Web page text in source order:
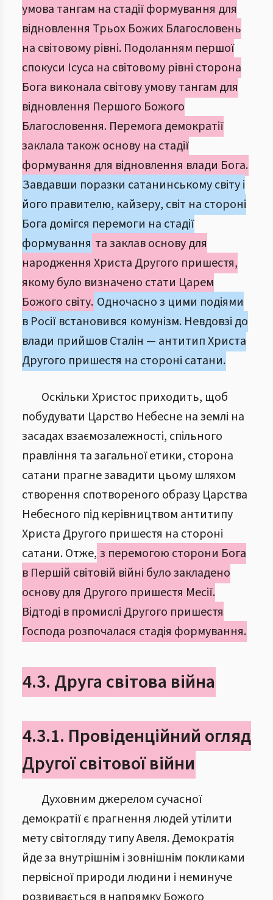
умова тангам на стадії формування для
відновлення Трьох Божих Благословень
на світовому рівні. Подоланням першої
спокуси Ісуса на світовому рівні сторона
Бога виконала світову умову тангам для
відновлення Першого Божого
Благословення. Перемога демократії
заклала також основу на стадії
формування для відновлення влади Бога.
Завдавши поразки сатанинському світу і
його правителю, кайзеру, світ на стороні
Бога домігся перемоги на стадії
формування та заклав основу для
народження Христа Другого пришестя,
якому було визначено стати Царем
Божого світу. Одночасно з цими подіями
в Росії встановився комунізм. Невдовзі до
влади прийшов Сталін — антитип Христа
Другого пришестя на стороні сатани.
Оскільки Христос приходить, щоб
побудувати Царство Небесне на землі на
засадах взаємозалежності, спільного
правління та загальної етики, сторона
сатани прагне завадити цьому шляхом
створення спотвореного образу Царства
Небесного під керівництвом антитипу
Христа Другого пришестя на стороні
сатани. Отже, з перемогою сторони Бога
в Першій світовій війні було закладено
основу для Другого пришестя Месії.
Відтоді в промислі Другого пришестя
Господа розпочалася стадія формування.
4.3. Друга світова війна
4.3.1. Провіденційний огляд
Другої світової війни
Духовним джерелом сучасної
демократії є прагнення людей утілити
мету світогляду типу Авеля. Демократія
йде за внутрішнім і зовнішнім покликами
первісної природи людини і неминуче